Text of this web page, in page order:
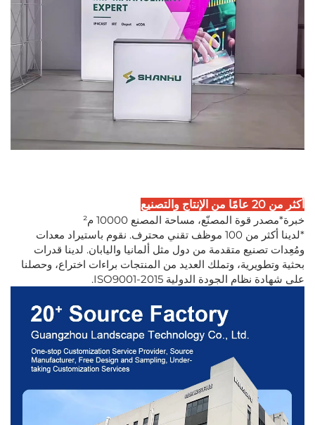
أكثر من 20 عامًا من الإنتاج والتصنيع
خبرة*مصدر قوة المصنّع، مساحة المصنع 10000 م²
*لدينا أكثر من 100 موظف تقني محترف. نقوم باستيراد معدات
ومُعِدات تصنيع متقدمة من دول مثل ألمانيا واليابان. لدينا قدرات
بحثية وتطويرية، وتملك العديد من المنتجات براءات اختراع، وحصلنا
على شهادة نظام الجودة الدولية ISO9001-2015.